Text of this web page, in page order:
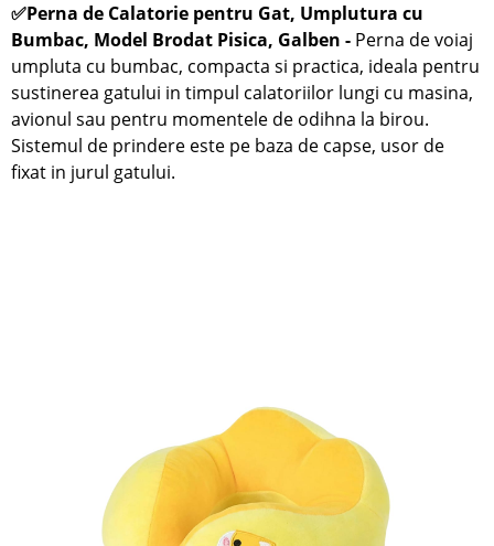
✅Perna de Calatorie pentru Gat, Umplutura cu
Bumbac, Model Brodat Pisica, Galben - Perna de voiaj
umpluta cu bumbac, compacta si practica, ideala pentru
sustinerea gatului in timpul calatoriilor lungi cu masina,
avionul sau pentru momentele de odihna la birou.
Sistemul de prindere este pe baza de capse, usor de
fixat in jurul gatului.